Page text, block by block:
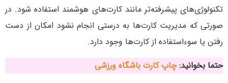
تکنولوژی‌های پیشرفته‌تر مانند کارت‌های هوشمند استفاده شود. در
صورتی که مدیریت کارت‌ها به درستی انجام نشود امکان از دست
رفتن یا سوءاستفاده از کارت‌ها وجود دارد.
حتما بخوانید:چاپ کارت باشگاه ورزشی